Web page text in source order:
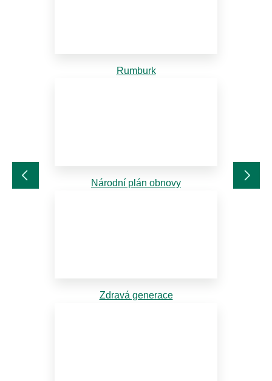
Rumburk
Národní plán obnovy
Zdravá generace